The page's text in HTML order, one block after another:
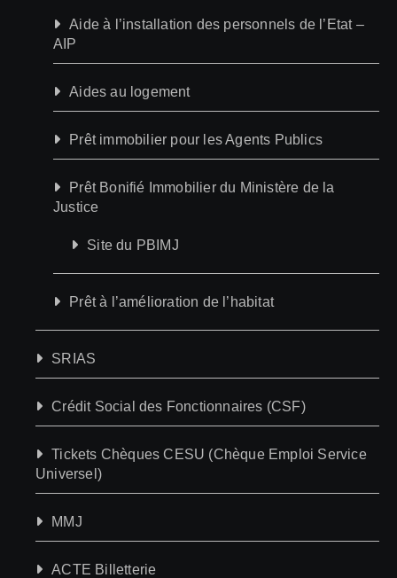
Aide à l’installation des personnels de l’Etat –
AIP
Aides au logement
Prêt immobilier pour les Agents Publics
Prêt Bonifié Immobilier du Ministère de la
Justice
Site du PBIMJ
Prêt à l’amélioration de l’habitat
SRIAS
Crédit Social des Fonctionnaires (CSF)
Tickets Chèques CESU (Chèque Emploi Service
Universel)
MMJ
ACTE Billetterie